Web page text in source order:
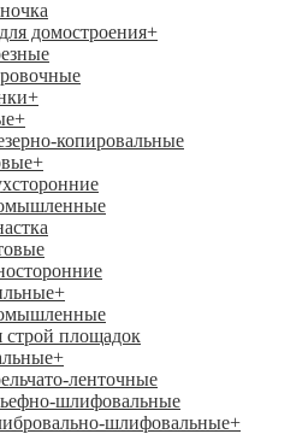
домостроения+
+
+
копировальные
+
+
строй площадок
+
ленточные
шлифовальные
шлифовальные+